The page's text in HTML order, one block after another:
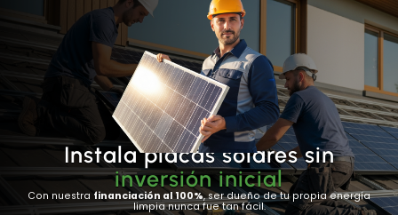
Biotech Renovables
Instala placas solares sin
inversión inicial
Con nuestra financiación al 100%, ser dueño de tu propia energía
limpia nunca fue tan fácil.